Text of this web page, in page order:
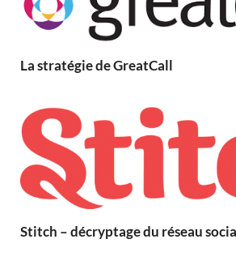
La stratégie de GreatCall
Stitch – décryptage du réseau